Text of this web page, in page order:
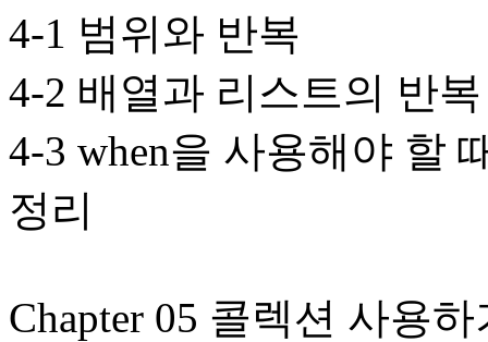
4-1 범위와 반복
4-2 배열과 리스트의 반복
4-3 when을 사용해야 할
정리
Chapter 05 콜렉션 사용하